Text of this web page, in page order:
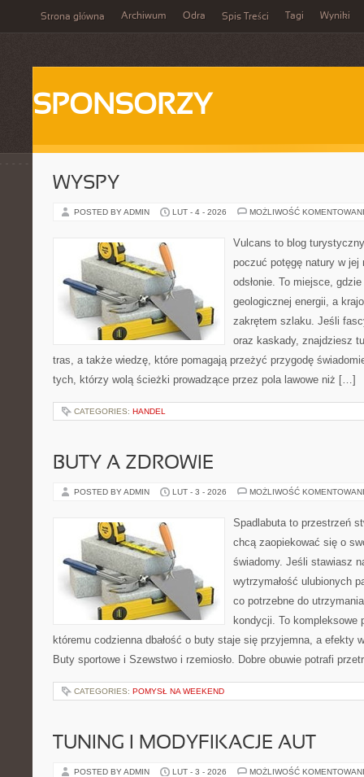
Strona główna Archiwum Odra Spis Treści Tagi Wyniki
SPONSORZY
WYSPY
POSTED BY ADMIN LUT - 4 - 2026 MOŻLIWOŚĆ
Vulcans to blog
poczuć potęgę natury w jej
odsłonie. To miejsce,
geologicznej energii, a
zakrętem szlaku. Jeśli
oraz kaskady, znajdziesz
tras, a także wiedzę, które pomagają przeżyć przygodę
tych, którzy wolą ścieżki prowadzące przez pola lawowe niż […]
CATEGORIES: HANDEL
BUTY A ZDROWIE
POSTED BY ADMIN LUT - 3 - 2026 MOŻLIWOŚĆ
Spadlabuta to przestrzeń
chcą zaopiekować się o
świadomy. Jeśli stawiasz
wytrzymałość ulubionych
co potrzebne do
kondycji. To kompleksowe
któremu codzienna dbałość o buty staje się przyjemna, a efekty
Buty sportowe i Szewstwo i rzemiosło. Dobre obuwie potrafi
CATEGORIES: POMYSŁ NA WEEKEND
TUNING I MODYFIKACJE AUT
POSTED BY ADMIN LUT - 3 - 2026 MOŻLIWOŚĆ